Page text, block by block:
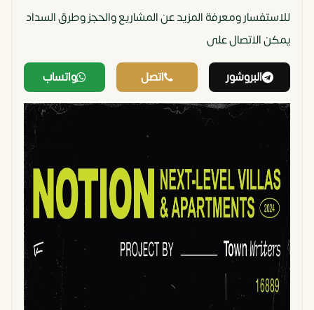
للاستفسار ومعرفة المزيد عن المشاريع والحجز وطرق السداد
يمكن الاتصال على
البروشور اتصل واتساب